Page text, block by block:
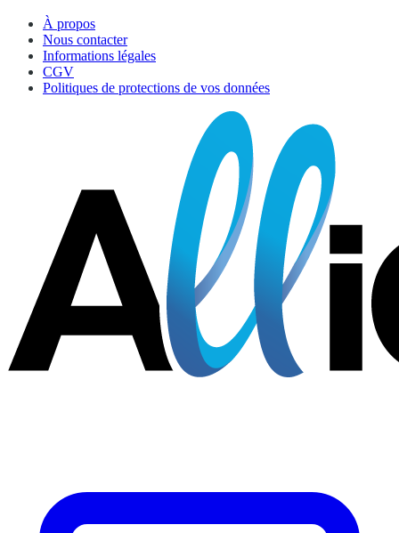
À propos
Nous contacter
Informations légales
CGV
Politiques de protections de vos données